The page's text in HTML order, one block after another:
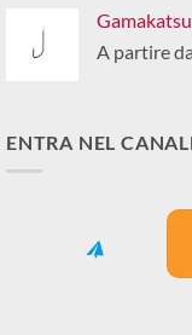
A partire da
ENTRA NEL